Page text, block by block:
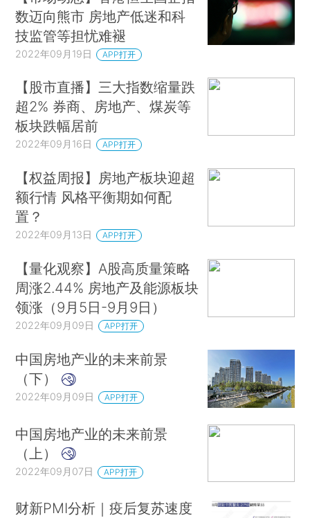
数迈向熊市 房地产低迷和科
技监管等担忧难褪
2022年09月19日 APP打开
【股市直播】三大指数缩量跌
超2% 券商、房地产、煤炭等
板块跌幅居前
2022年09月16日 APP打开
【权益周报】房地产板块迎超
额行情 风格平衡期如何配
置？
2022年09月13日 APP打开
【量化观察】A股高质量策略
周涨2.44% 房地产及能源板块
领涨（9月5日-9月9日）
2022年09月09日 APP打开
中国房地产业的未来前景
（下）
2022年09月09日 APP打开
中国房地产业的未来前景
（上）
2022年09月07日 APP打开
财新PMI分析｜疫后复苏速度